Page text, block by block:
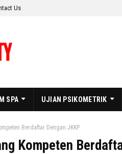
Us
SPA UJIAN PSIKOMETRIK
Berdaftar Dengan JKKP
Kompeten